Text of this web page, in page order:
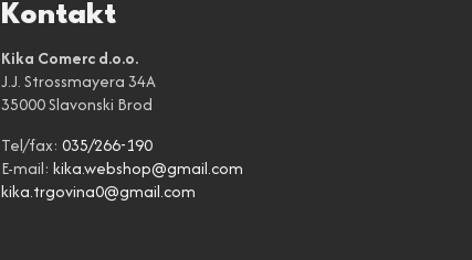
Kontakt
Kika Comerc d.o.o.
J.J. Strossmayera 34A
35000 Slavonski Brod
Tel/fax: 035/266-190
E-mail: kika.webshop@gmail.com
kika.trgovina0@gmail.com